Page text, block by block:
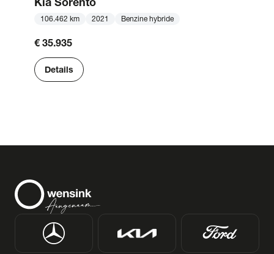
106.462 km 2021 Benzine hybride
€ 35.935
Details